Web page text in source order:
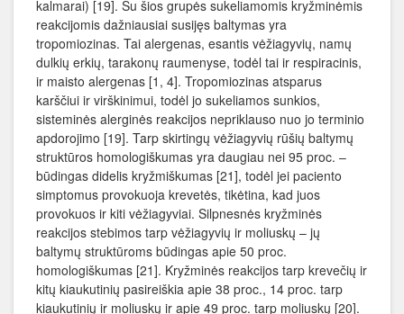
kalmarai) [19]. Su šios grupės sukeliamomis kryžminėmis
reakcijomis dažniausiai susijęs baltymas yra
tropomiozinas. Tai alergenas, esantis vėžiagyvių, namų
dulkių erkių, tarakonų raumenyse, todėl tai ir respiracinis,
ir maisto alergenas [1, 4]. Tropomiozinas atsparus
karščiui ir virškinimui, todėl jo sukeliamos sunkios,
sisteminės alerginės reakcijos nepriklauso nuo jo terminio
apdorojimo [19]. Tarp skirtingų vėžiagyvių rūšių baltymų
struktūros homologiškumas yra daugiau nei 95 proc. –
būdingas didelis kryžmiškumas [21], todėl jei paciento
simptomus provokuoja krevetės, tikėtina, kad juos
provokuos ir kiti vėžiagyviai. Silpnesnės kryžminės
reakcijos stebimos tarp vėžiagyvių ir moliuskų – jų
baltymų struktūroms būdingas apie 50 proc.
homologiškumas [21]. Kryžminės reakcijos tarp krevečių ir
kitų kiaukutinių pasireiškia apie 38 proc., 14 proc. tarp
kiaukutinių ir moliuskų ir apie 49 proc. tarp moliuskų [20].